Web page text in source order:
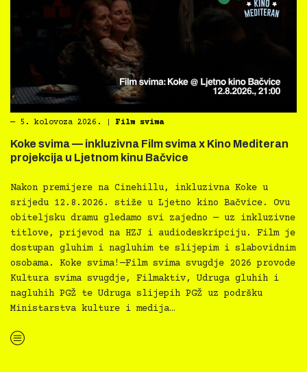
― 5. kolovoza 2026. Film svima
Koke svima — inkluzivna Film svima x Kino Mediteran
projekcija u Ljetnom kinu Bačvice
Nakon premijere na Cinehillu, inkluzivna Koke u
srijedu 12.8.2026. stiže u Ljetno kino Bačvice. Ovu
obiteljsku dramu gledamo svi zajedno — uz inkluzivne
titlove, prijevod na HZJ i audiodeskripciju. Film je
dostupan gluhim i nagluhim te slijepim i slabovidnim
osobama. Koke svima!—Film svima svugdje 2026 provode
Kultura svima svugdje, Filmaktiv, Udruga gluhih i
nagluhih PGŽ te Udruga slijepih PGŽ uz podršku
Ministarstva kulture i medija…
“Koke svima — inkluzivna Film svima x Kino Mediteran projekcija u Ljetnom kinu Bačvice”